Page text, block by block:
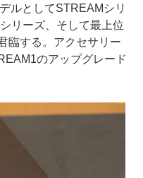
ルとしてSTREAMシリ
リーズ、そして最上位
臨する。アクセサリー
のアップグレード